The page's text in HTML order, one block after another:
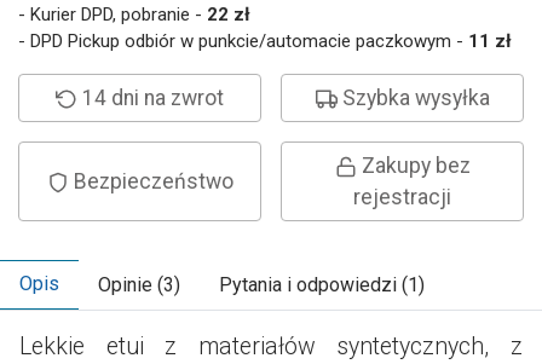
- Kurier DPD, pobranie - 22 zł
- DPD Pickup odbiór w punkcie/automacie paczkowym - 11 zł
14 dni na zwrot Szybka wysyłka
Bezpieczeństwo
Zakupy bez
rejestracji
Opis Opinie (3) Pytania i odpowiedzi (1)
Lekkie etui z materiałów syntetycznych, z